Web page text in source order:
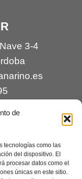
de
tecnologías como las
del dispositivo. El
procesar datos como el
únicas en este sitio.
3-4